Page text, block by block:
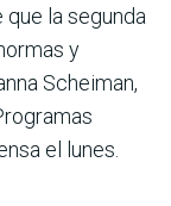
que la segunda
y
Scheiman,
el lunes.